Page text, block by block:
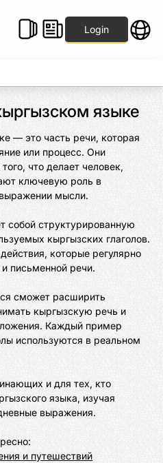
Login
языке
— это часть речи, которая
или процесс. Они
что делает человек,
ключевую роль в
мысли.
собой структурированную
кыргызских глаголов.
которые регулярно
письменной речи.
сможет расширить
кыргызскую речь и
Каждый пример
используются в реальном
и для тех, кто
языка, изучая
выражения.
и путешествий